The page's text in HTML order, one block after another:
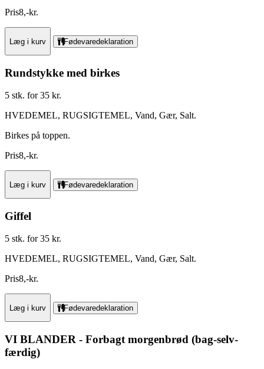
Pris8,-kr.
Læg i kurv Fødevaredeklaration
Rundstykke med birkes
5 stk. for 35 kr.
HVEDEMEL, RUGSIGTEMEL, Vand, Gær, Salt.
Birkes på toppen.
Pris8,-kr.
Læg i kurv Fødevaredeklaration
Giffel
5 stk. for 35 kr.
HVEDEMEL, RUGSIGTEMEL, Vand, Gær, Salt.
Pris8,-kr.
Læg i kurv Fødevaredeklaration
VI BLANDER - Forbagt morgenbrød (bag-selv-
færdig)